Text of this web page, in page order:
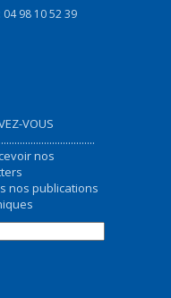
04 98 10 52 39
VOUS
nos
nos publications